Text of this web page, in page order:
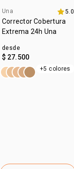
lanzamiento
Una 5.0
Corrector Cobertura
Extrema 24h Una
desde
$ 27.500
+5 colores